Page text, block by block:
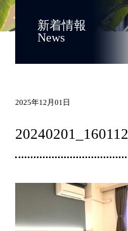
新着情報
News
2025年12月01日
20240201_160112